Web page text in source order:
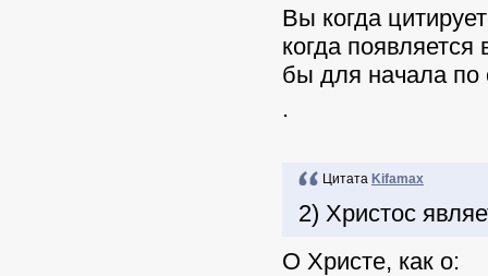
Вы когда
когда
бы для начала по
.
Цитата Kifamax
2) Христос
О Христе, как о: